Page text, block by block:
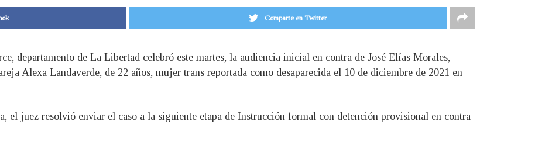
Comparte en Twitter
departamento de La Libertad celebró este martes, la audiencia inicial en contra de José Elías Morales,
Alexa Landaverde, de 22 años, mujer trans reportada como desaparecida el 10 de diciembre de 2021 en
el juez resolvió enviar el caso a la siguiente etapa de Instrucción formal con detención provisional en contra